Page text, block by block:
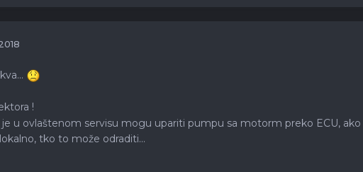
!
u ovlaštenom servisu mogu upariti pumpu sa motorm preko ECU,
tko to može odraditi...